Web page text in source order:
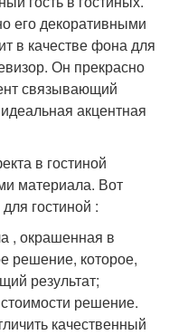
его декоративными
в качестве фона для
Он прекрасно
связывающий
акцентная
в гостиной
материала. Вот
гостиной :
, окрашенная в
решение, которое,
результат;
решение.
качественный